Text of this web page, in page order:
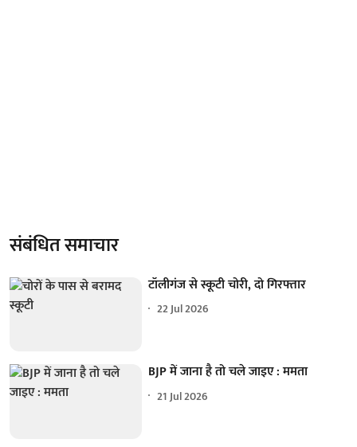
संबंधित समाचार
टॉलीगंज से स्कूटी चोरी, दो गिरफ्तार
22 Jul 2026
BJP में जाना है तो चले जाइए : ममता
21 Jul 2026